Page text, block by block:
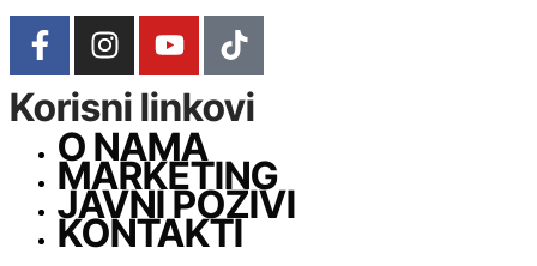
Korisni linkovi
O NAMA
MARKETING
JAVNI POZIVI
KONTAKTI